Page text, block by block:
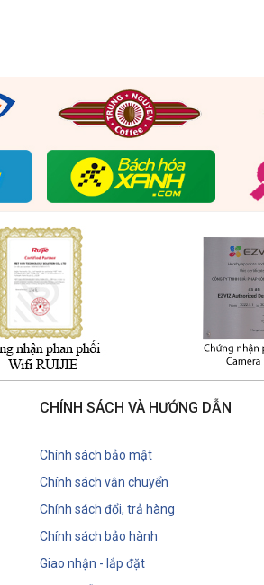
CHÍNH SÁCH VÀ HƯỚNG DẪN
Chính sách bảo mật
Chính sách vận chuyển
Chính sách đổi, trả hàng
Chính sách bảo hành
Giao nhận - lắp đặt